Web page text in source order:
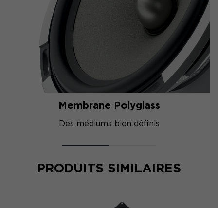
Membrane Polyglass
Des médiums bien définis
PRODUITS SIMILAIRES